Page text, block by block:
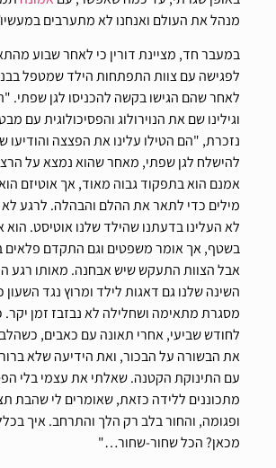
מנהל את העולם ואנחנו לא מתערבים
במעבר חד, מציינת דורין כי לאחר שבוע
לפגישה עם צוות התפתחות הילד שמטפל
לאחר שהם הגישו בקשה להכניסו לגן שפתי.
וגילינו שם את הנוירולוג והפסיכולוגית עם
נזכרת, "הם הטילו עלינו את הפצצה והודיעו
להישלח לגן שפתי, מאחר שהוא נמצא על
אמנם הוא בתפקוד גבוה מאוד, אך אוטיזם הוא
מילים כדי לתאר את ההלם והבהלה. לרגע לא
לא העלינו בדעתנו שהילד שלנו אוטיסט.
בשטף, אך אומר משפטים וגם התקדם פלאים
אבל הצוות התעקש שיש אבחנה. מאותו רגע
השינה שלנו גם דאגות לילד ומרוץ נגד השעון
מסגרת מתאימה ושחלילה לא נבזבז זמן יקר.
לחודש שביעי, אחרי תאונה עם כאבים,
את הבשורה על הבכור, ואת הידיעה שלא
עם התינוקת הקטנה. שאלתי את עצמי בלי
מתכוננים ללידה כזאת, שאומרים לי שהבת
ופגומה, והחור בלב רק הלך והתרחב. איך
מכאן? הכל שחור-שחור…"